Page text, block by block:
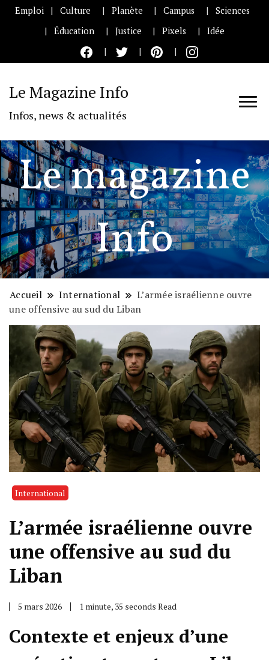
Emploi Culture Planète Campus
Sciences
Éducation
Justice Pixels Idée
Le Magazine Info
Infos, news & actualités
Le magazine
Info
Accueil International
L’armée israélienne ouvre
une offensive au sud du Liban
International
L’armée israélienne ouvre
une offensive au sud du
Liban
5 mars 2026 1 minute, 35 seconds Read
Contexte et enjeux d’une